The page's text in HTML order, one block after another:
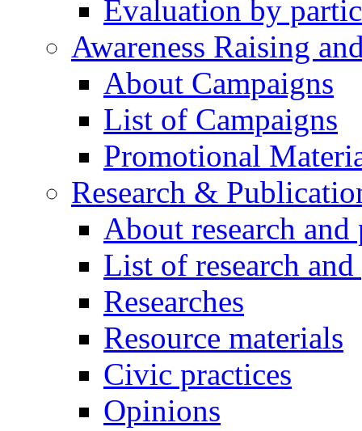
Evaluation by
Awareness Raising
About Campaigns
List of Campaigns
Promotional
Research &
About research
List of research
Researches
Resource materials
Civic practices
Opinions